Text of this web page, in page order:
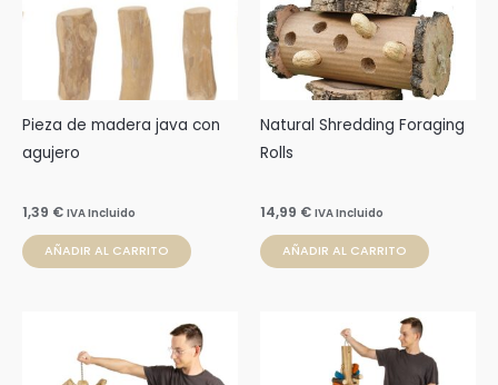
Pieza de madera java con
agujero
1,39 € IVA Incluido
AÑADIR AL CARRITO
Natural Shredding Foraging
Rolls
14,99 € IVA Incluido
AÑADIR AL CARRITO